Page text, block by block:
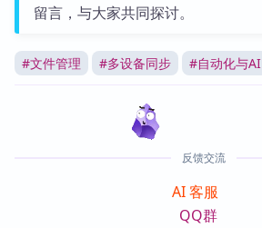
留言，与大家共同探讨。
#文件管理 #多设备同步 #自动化与AI
反馈交流
AI 客服
QQ群